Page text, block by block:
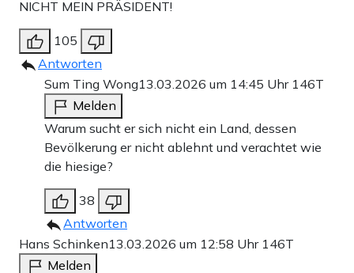
NICHT MEIN PRÄSIDENT!
105
Antworten
Sum Ting Wong13.03.2026 um 14:45 Uhr 146T
Melden
Warum sucht er sich nicht ein Land, dessen
Bevölkerung er nicht ablehnt und verachtet wie
die hiesige?
38
Antworten
Hans Schinken13.03.2026 um 12:58 Uhr 146T
Melden